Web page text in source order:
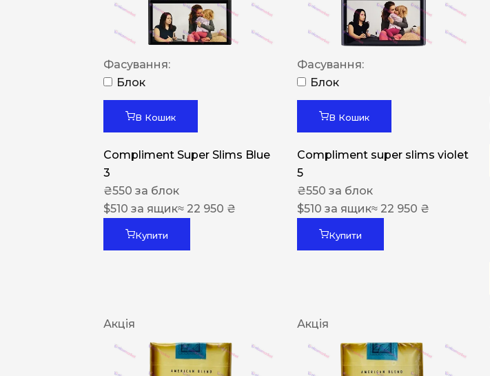
Фасування:
Блок
В Кошик
Compliment Super Slims Blue
3
₴550 за блок
$510 за ящик≈ 22 950 ₴
Купити
Фасування:
Блок
В Кошик
Compliment super slims violet
5
₴550 за блок
$510 за ящик≈ 22 950 ₴
Купити
Акція Акція